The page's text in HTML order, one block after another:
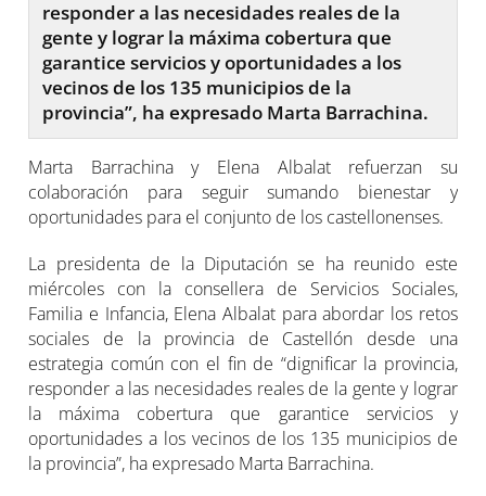
responder a las necesidades reales de la
gente y lograr la máxima cobertura que
garantice servicios y oportunidades a los
vecinos de los 135 municipios de la
provincia”, ha expresado Marta Barrachina.
Marta Barrachina y Elena Albalat refuerzan su
colaboración para seguir sumando bienestar y
oportunidades para el conjunto de los castellonenses.
La presidenta de la Diputación se ha reunido este
miércoles con la consellera de Servicios Sociales,
Familia e Infancia, Elena Albalat para abordar los retos
sociales de la provincia de Castellón desde una
estrategia común con el fin de “dignificar la provincia,
responder a las necesidades reales de la gente y lograr
la máxima cobertura que garantice servicios y
oportunidades a los vecinos de los 135 municipios de
la provincia”, ha expresado Marta Barrachina.